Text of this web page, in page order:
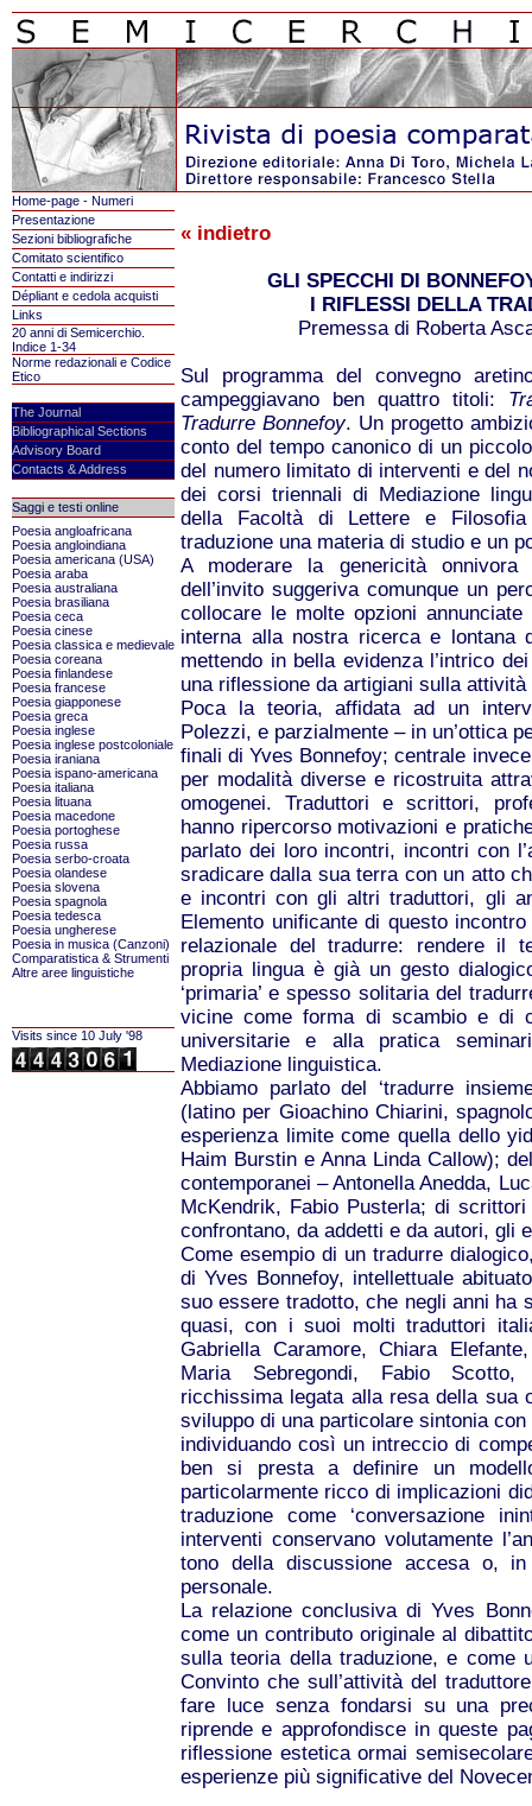
Home-page - Numeri
Presentazione
Sezioni bibliografiche
Comitato scientifico
Contatti e indirizzi
Dépliant e cedola acquisti
Links
20 anni di Semicerchio.
Indice 1-34
Norme redazionali e Codice
Etico
The Journal
Bibliographical Sections
Advisory Board
Contacts & Address
Saggi e testi online
Poesia angloafricana
Poesia angloindiana
Poesia americana (USA)
Poesia araba
Poesia australiana
Poesia brasiliana
Poesia ceca
Poesia cinese
Poesia classica e medievale
Poesia coreana
Poesia finlandese
Poesia francese
Poesia giapponese
Poesia greca
Poesia inglese
Poesia inglese postcoloniale
Poesia iraniana
Poesia ispano-americana
Poesia italiana
Poesia lituana
Poesia macedone
Poesia portoghese
Poesia russa
Poesia serbo-croata
Poesia olandese
Poesia slovena
Poesia spagnola
Poesia tedesca
Poesia ungherese
Poesia in musica (Canzoni)
Comparatistica & Strumenti
Altre aree linguistiche
Visits since 10 July '98
« indietro
GLI SPECCHI DI
I RIFLESSI DELLA
Premessa di Roberta
Sul programma del convegno
campeggiavano ben quattro titoli:
Tradurre Bonnefoy. Un progetto
conto del tempo canonico di un
del numero limitato di interventi e del
dei corsi triennali di Mediazione
della Facoltà di Lettere e
traduzione una materia di studio e un
A moderare la genericità
dell’invito suggeriva comunque un
collocare le molte opzioni
interna alla nostra ricerca e lontana
mettendo in bella evidenza l’intrico
una riflessione da artigiani sulla
Poca la teoria, affidata ad un
Polezzi, e parzialmente – in un’ottica
finali di Yves Bonnefoy; centrale
per modalità diverse e ricostruita
omogenei. Traduttori e scrittori,
hanno ripercorso motivazioni e
parlato dei loro incontri, incontri con
sradicare dalla sua terra con un atto
e incontri con gli altri traduttori, gli
Elemento unificante di questo
relazionale del tradurre: rendere il
propria lingua è già un gesto
‘primaria’ e spesso solitaria del
vicine come forma di scambio e di
universitarie e alla pratica
Mediazione linguistica.
Abbiamo parlato del ‘tradurre
(latino per Gioachino Chiarini,
esperienza limite come quella dello
Haim Burstin e Anna Linda Callow);
contemporanei – Antonella Anedda,
McKendrik, Fabio Pusterla; di
confrontano, da addetti e da autori, gli
Come esempio di un tradurre
di Yves Bonnefoy, intellettuale
suo essere tradotto, che negli anni ha
quasi, con i suoi molti traduttori
Gabriella Caramore, Chiara
Maria Sebregondi, Fabio Scotto,
ricchissima legata alla resa della sua
sviluppo di una particolare sintonia
individuando così un intreccio di
ben si presta a definire un
particolarmente ricco di implicazioni
traduzione come ‘conversazione
interventi conservano volutamente
tono della discussione accesa o,
personale.
La relazione conclusiva di Yves
come un contributo originale al
sulla teoria della traduzione, e come
Convinto che sull’attività del
fare luce senza fondarsi su una
riprende e approfondisce in queste
riflessione estetica ormai
esperienze più significative del